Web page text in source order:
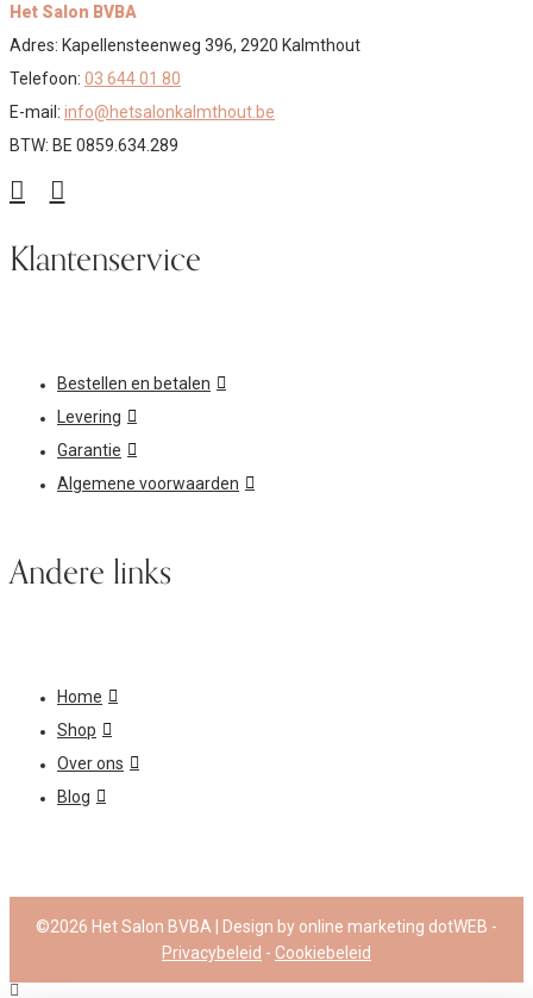
Het Salon BVBA
Adres: Kapellensteenweg 396, 2920 Kalmthout
Telefoon: 03 644 01 80
E-mail: info@hetsalonkalmthout.be
BTW: BE 0859.634.289
Klantenservice
Bestellen en betalen
Levering
Garantie
Algemene voorwaarden
Andere links
Home
Shop
Over ons
Blog
©2026 Het Salon BVBA | Design by online marketing dotWEB -
Privacybeleid - Cookiebeleid